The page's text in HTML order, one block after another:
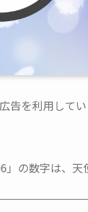
告を利用してい
の数字は、